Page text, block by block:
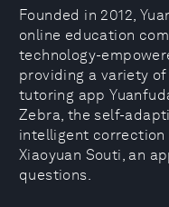
Founded in 2012,
online education
technology-
providing a variety
tutoring app
Zebra, the self-
intelligent correction
Xiaoyuan Souti, an
questions.